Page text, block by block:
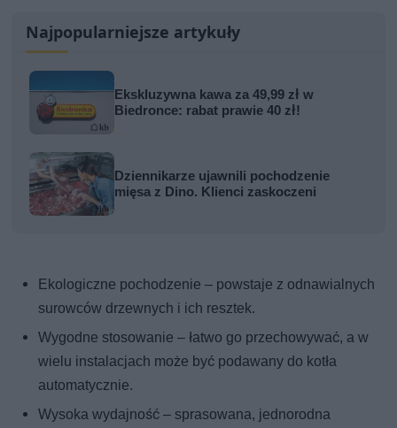
Najpopularniejsze artykuły
Ekskluzywna kawa za 49,99 zł w
Biedronce: rabat prawie 40 zł!
Dziennikarze ujawnili pochodzenie
mięsa z Dino. Klienci zaskoczeni
Ekologiczne pochodzenie – powstaje z odnawialnych
surowców drzewnych i ich resztek.
Wygodne stosowanie – łatwo go przechowywać, a w
wielu instalacjach może być podawany do kotła
automatycznie.
Wysoka wydajność – sprasowana, jednorodna